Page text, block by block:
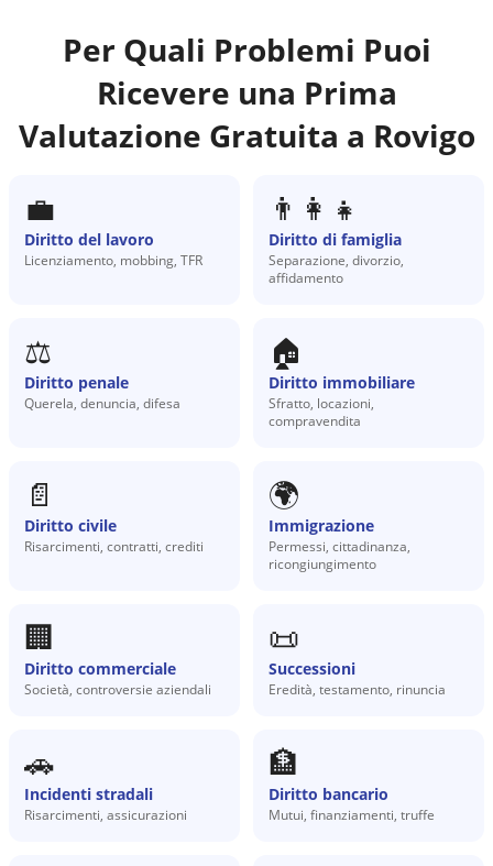
Per Quali Problemi Puoi
Ricevere una Prima
Valutazione Gratuita a Rovigo
💼
Diritto del lavoro
Licenziamento, mobbing, TFR
👨‍👩‍👧
Diritto di famiglia
Separazione, divorzio,
affidamento
⚖️
Diritto penale
Querela, denuncia, difesa
🏠
Diritto immobiliare
Sfratto, locazioni,
compravendita
📄
Diritto civile
Risarcimenti, contratti, crediti
🌍
Immigrazione
Permessi, cittadinanza,
ricongiungimento
🏢
Diritto commerciale
Società, controversie aziendali
📜
Successioni
Eredità, testamento, rinuncia
🚗
Incidenti stradali
Risarcimenti, assicurazioni
🏦
Diritto bancario
Mutui, finanziamenti, truffe